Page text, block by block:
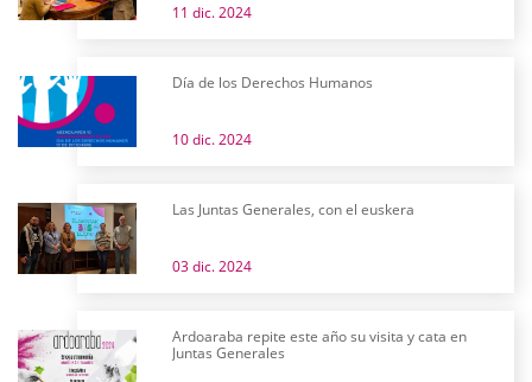
11 dic. 2024
Día de los Derechos Humanos
10 dic. 2024
Las Juntas Generales, con el euskera
03 dic. 2024
Ardoaraba repite este año su visita y cata en
Juntas Generales